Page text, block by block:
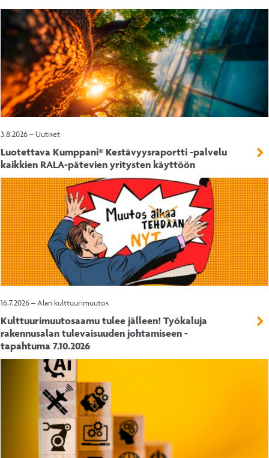
3.8.2026 – Uutiset
Luotettava Kumppani® Kestävyysraportti -palvelu
kaikkien RALA-pätevien yritysten käyttöön
16.7.2026 – Alan kulttuurimuutos
Kulttuurimuutosaamu tulee jälleen! Työkaluja
rakennusalan tulevaisuuden johtamiseen -
tapahtuma 7.10.2026